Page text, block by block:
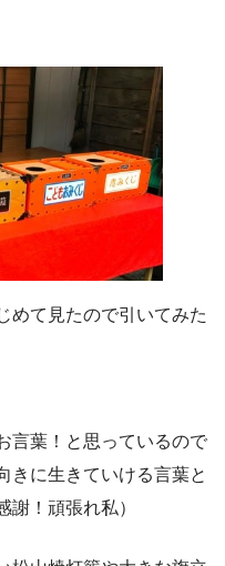
めて見たので引いてみた
言葉！と思っているので
きに生きていける言葉と
謝！頑張れ私）